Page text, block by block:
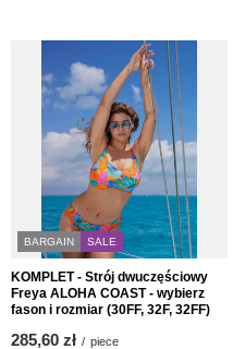
BARGAIN SALE
KOMPLET - Strój dwuczęściowy
Freya ALOHA COAST - wybierz
fason i rozmiar (30FF, 32F, 32FF)
285,60 zł / piece